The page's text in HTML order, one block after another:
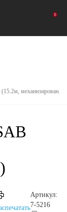
0
механизирован.
Артикул:
7-5216